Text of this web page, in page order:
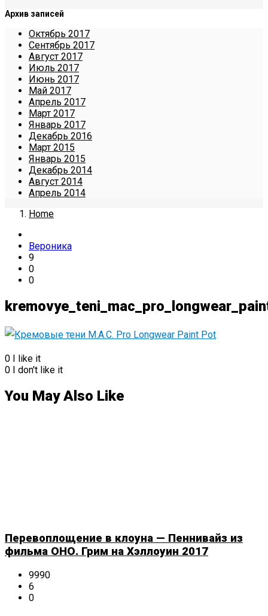
Архив записей
Октябрь 2017
Сентябрь 2017
Август 2017
Июль 2017
Июнь 2017
Май 2017
Апрель 2017
Март 2017
Январь 2017
Декабрь 2016
Март 2015
Январь 2015
Декабрь 2014
Август 2014
Апрель 2014
Home
Вероника
9
0
0
0 I like it
0 I don't like it
You May Also Like
Перевоплощение в клоуна — Пеннивайз из
фильма ОНО. Грим на Хэллоуин 2017
9990
6
0